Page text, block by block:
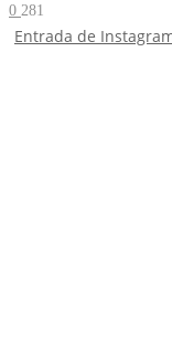
0 281
Entrada de